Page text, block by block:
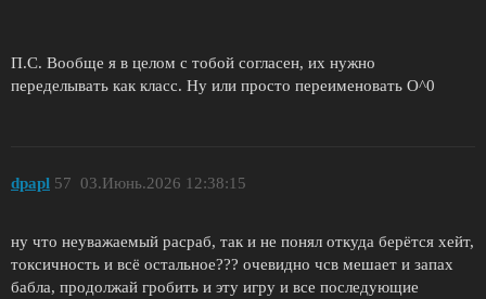
П.С. Вообще я в целом с тобой согласен, их нужно
переделывать как класс. Ну или просто переименовать О^0
dpapl 03.Июнь.2026 12:38:15
57
ну что неуважаемый расраб, так и не понял откуда берётся хейт,
токсичность и всё остальное??? очевидно чсв мешает и запах
бабла, продолжай гробить и эту игру и все последующие